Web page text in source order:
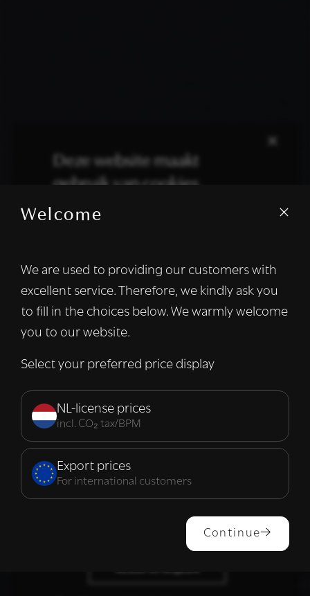
Welcome
We are used to providing our customers with
excellent service. Therefore, we kindly ask you
to fill in the choices below. We warmly welcome
you to our website.
Select your preferred price display
NL-license prices
incl. CO₂ tax/BPM
Export prices
For international customers
Continue
×
Deze website maakt
gebruik van cookies.
We gebruiken cookies om inhoud en
informatie over uw gebruik van onze site
met onze advertentie- en analysepartners,
die deze kunnen combineren met andere
informatie die u aan hen heeft verstrekt of
van hun diensten. Lees verder
Strikt
noodzakelijk
Prestatie Targeting
ALLES ACCEPTEREN